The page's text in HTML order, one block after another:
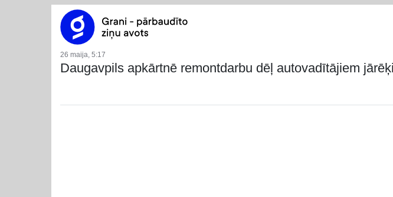
26 maija, 5:17
Daugavpils apkārtnē remontdarbu dēļ autovadītājiem